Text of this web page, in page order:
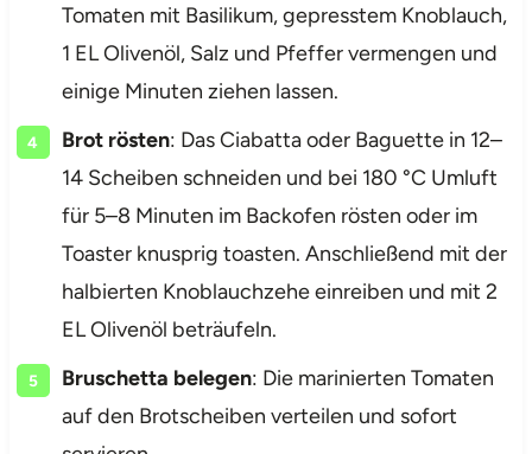
Tomaten mit Basilikum, gepresstem Knoblauch,
1 EL Olivenöl, Salz und Pfeffer vermengen und
einige Minuten ziehen lassen.
Brot rösten: Das Ciabatta oder Baguette in 12–
14 Scheiben schneiden und bei 180 °C Umluft
für 5–8 Minuten im Backofen rösten oder im
Toaster knusprig toasten. Anschließend mit der
halbierten Knoblauchzehe einreiben und mit 2
EL Olivenöl beträufeln.
Bruschetta belegen: Die marinierten Tomaten
auf den Brotscheiben verteilen und sofort